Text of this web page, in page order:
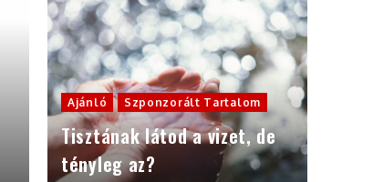
Ajánló Szponzorált Tartalom
Tisztának látod a vizet, de
tényleg az?